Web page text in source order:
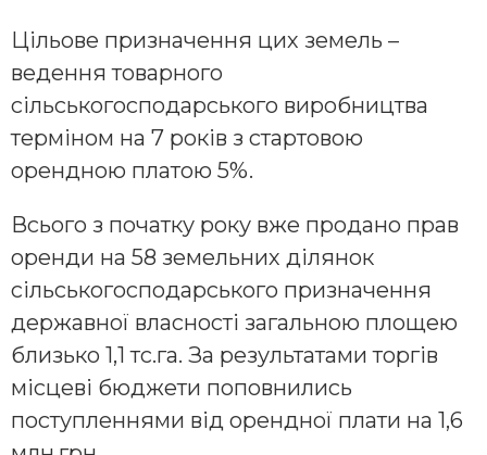
Цільове призначення цих земель –
ведення товарного
сільськогосподарського виробництва
терміном на 7 років з стартовою
орендною платою 5%.
Всього з початку року вже продано прав
оренди на 58 земельних ділянок
сільськогосподарського призначення
державної власності загальною площею
близько 1,1 тс.га. За результатами торгів
місцеві бюджети поповнились
поступленнями від орендної плати на 1,6